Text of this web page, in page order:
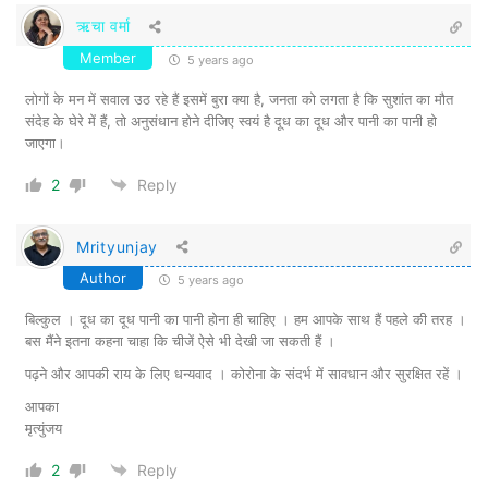
हजार मिलते हैं। जिन सफेदपोश लोगों पर मर्डर करने
का संदेह किया जा रहा है, क्या उनके लिए सुशांत या
दिशा को मारने की सुपारी देना मुश्किल काम था? यह
काम तो इशारे ही इशारे में हो जाता। सारे देश में
हत्या या अगवा का व्यवसाय भाईचारे के फार्मूले पर
नहीं फलाफूला हुआ है? क्यों जनता भाई तुम क्या
कहते हो? पूछ कर बताओगे? ठीक कहते हो, जो
बताएँगी या बताएँगे वही बताना, चैनल के बोले ही बोल
रहे हो दशकों से !
सुशांत या दिशा कोई ऐसे कंस या पूतना प्रजाति के
नहीं थे, कि उन्हें अपने हाथों ठिकाने लगा कर ही
बॉलीवुड की रक्षा की जा सकती थी। भला कोई
ऋचा वर्मा
Member 5 years ago
लोगों के मन में सवाल उठ रहे हैं इसमें बुरा क्या है, जनता को लगता है कि सुशांत का मौत
संदेह के घेरे में हैं, तो अनुसंधान होने दीजिए स्वयं है दूध का दूध और पानी का पानी हो
जाएगा।
2 Reply
Mrityunjay
Author 5 years ago
बिल्कुल । दूध का दूध पानी का पानी होना ही चाहिए । हम आपके साथ हैं पहले की तरह ।
बस मैंने इतना कहना चाहा कि चीजें ऐसे भी देखी जा सकती हैं ।
पढ़ने और आपकी राय के लिए धन्यवाद । कोरोना के संदर्भ में सावधान और सुरक्षित रहें ।
आपका
मृत्युंजय
2 Reply